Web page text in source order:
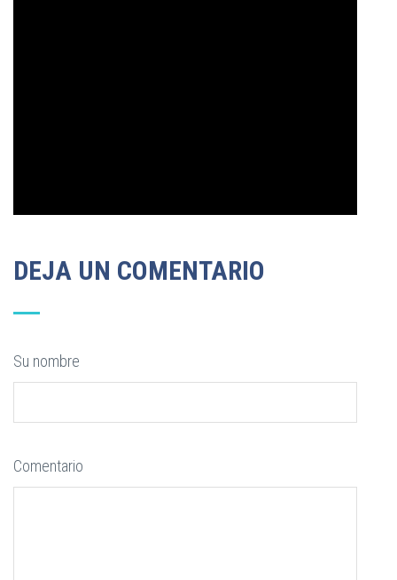
DEJA UN COMENTARIO
Su nombre
Comentario